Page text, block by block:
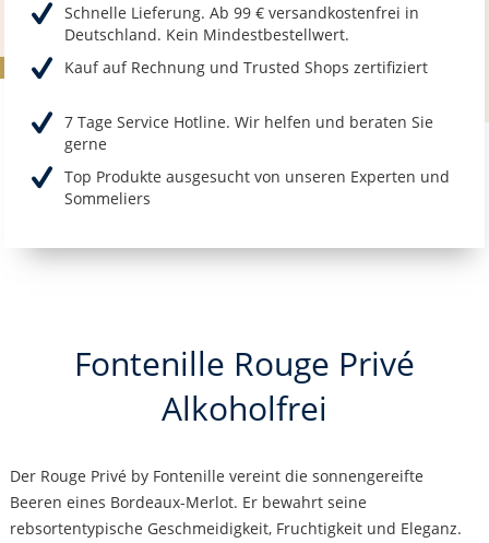
Schnelle Lieferung. Ab 99 € versandkostenfrei in
Deutschland. Kein Mindestbestellwert.
Kauf auf Rechnung und Trusted Shops zertifiziert
7 Tage Service Hotline. Wir helfen und beraten Sie
gerne
Top Produkte ausgesucht von unseren Experten und
Sommeliers
Fontenille Rouge Privé
Alkoholfrei
Der Rouge Privé by Fontenille vereint die sonnengereifte
Beeren eines Bordeaux-Merlot. Er bewahrt seine
rebsortentypische Geschmeidigkeit, Fruchtigkeit und Eleganz.